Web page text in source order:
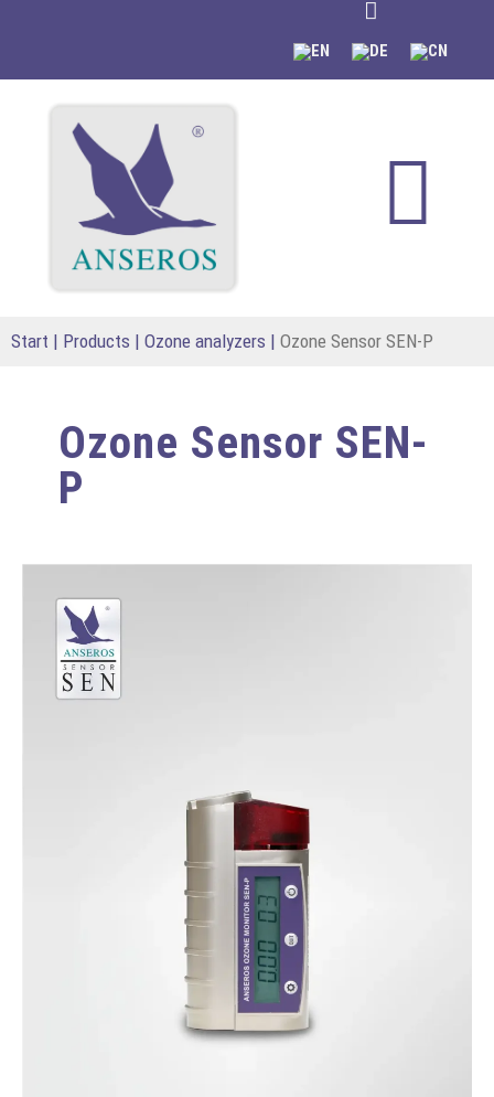
Start | Products | Ozone analyzers | Ozone Sensor SEN-P
Ozone Sensor SEN-
P